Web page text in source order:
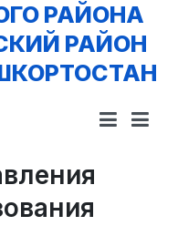
РАЙОНА
РАЙОН